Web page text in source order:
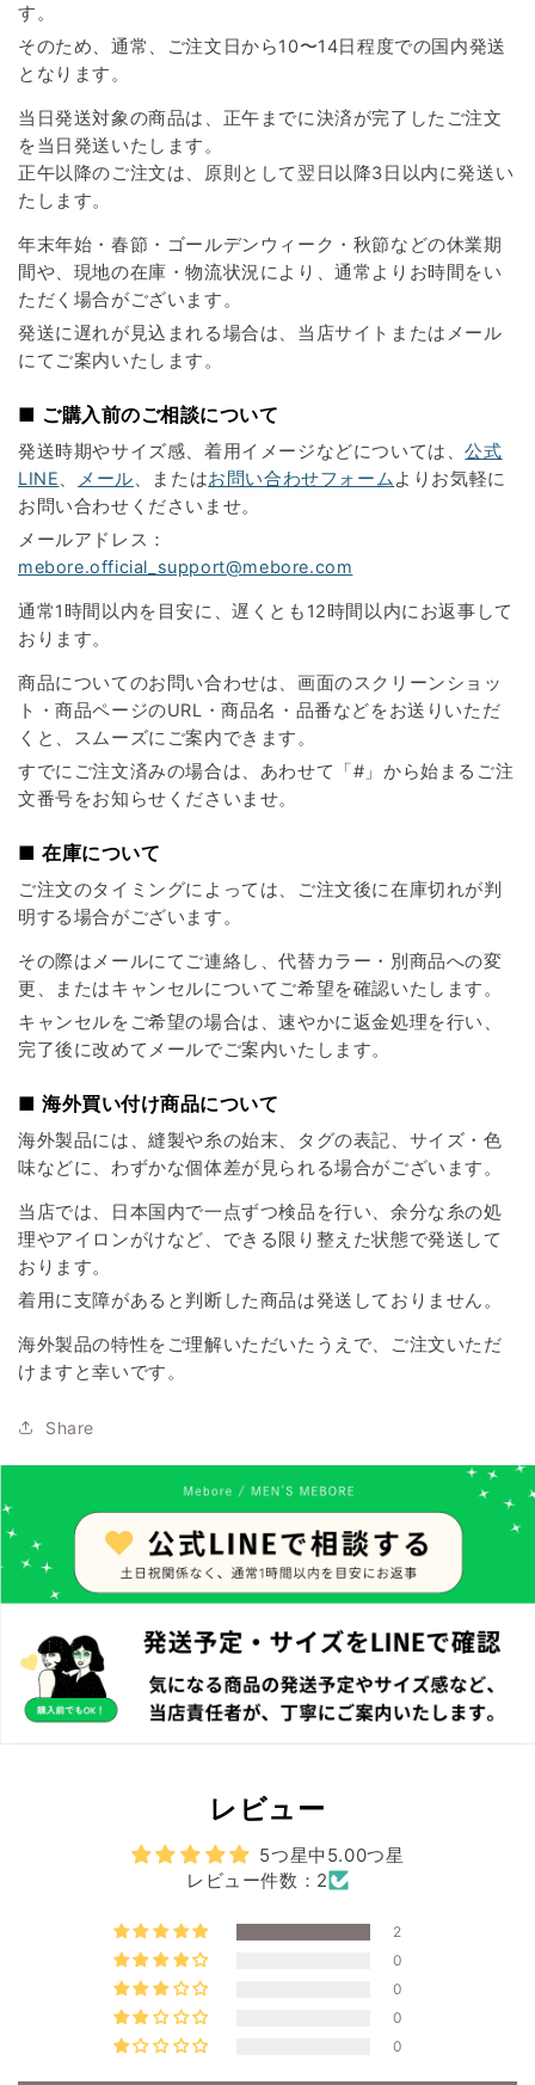
す。
そのため、通常、ご注文日から10〜14日程度での国内発送
となります。
当日発送対象の商品は、正午までに決済が完了したご注文
を当日発送いたします。
正午以降のご注文は、原則として翌日以降3日以内に発送い
たします。
年末年始・春節・ゴールデンウィーク・秋節などの休業期
間や、現地の在庫・物流状況により、通常よりお時間をい
ただく場合がございます。
発送に遅れが見込まれる場合は、当店サイトまたはメール
にてご案内いたします。
■ ご購入前のご相談について
発送時期やサイズ感、着用イメージなどについては、公式
LINE、 メール、またはお問い合わせフォームよりお気軽に
お問い合わせくださいませ。
メールアドレス：
mebore.official_support@mebore.com
通常1時間以内を目安に、遅くとも12時間以内にお返事して
おります。
商品についてのお問い合わせは、画面のスクリーンショッ
ト・商品ページのURL・商品名・品番などをお送りいただ
くと、スムーズにご案内できます。
すでにご注文済みの場合は、あわせて「#」から始まるご注
文番号をお知らせくださいませ。
■ 在庫について
ご注文のタイミングによっては、ご注文後に在庫切れが判
明する場合がございます。
その際はメールにてご連絡し、代替カラー・別商品への変
更、またはキャンセルについてご希望を確認いたします。
キャンセルをご希望の場合は、速やかに返金処理を行い、
完了後に改めてメールでご案内いたします。
■ 海外買い付け商品について
海外製品には、縫製や糸の始末、タグの表記、サイズ・色
味などに、わずかな個体差が見られる場合がございます。
当店では、日本国内で一点ずつ検品を行い、余分な糸の処
理やアイロンがけなど、できる限り整えた状態で発送して
おります。
着用に支障があると判断した商品は発送しておりません。
海外製品の特性をご理解いただいたうえで、ご注文いただ
けますと幸いです。
Share
レビュー
5つ星中5.00つ星
レビュー件数：2
2
0
0
0
0